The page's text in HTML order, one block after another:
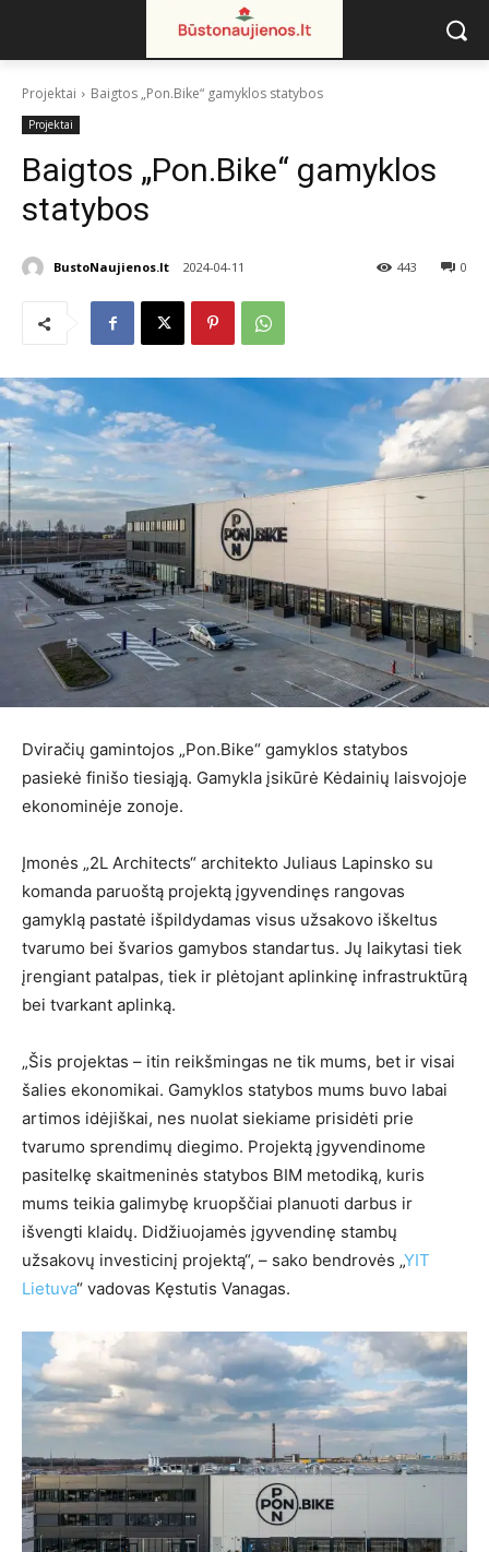
Projektai Baigtos „Pon.Bike“ gamyklos statybos
Projektai
Baigtos „Pon.Bike“ gamyklos
statybos
BustoNaujienos.lt 2024-04-11 0
443
Dviračių gamintojos „Pon.Bike“ gamyklos statybos
pasiekė finišo tiesiąją. Gamykla įsikūrė Kėdainių laisvojoje
ekonominėje zonoje.
Įmonės „2L Architects“ architekto Juliaus Lapinsko su
komanda paruoštą projektą įgyvendinęs rangovas
gamyklą pastatė išpildydamas visus užsakovo iškeltus
tvarumo bei švarios gamybos standartus. Jų laikytasi tiek
įrengiant patalpas, tiek ir plėtojant aplinkinę infrastruktūrą
bei tvarkant aplinką.
„Šis projektas – itin reikšmingas ne tik mums, bet ir visai
šalies ekonomikai. Gamyklos statybos mums buvo labai
artimos idėjiškai, nes nuolat siekiame prisidėti prie
tvarumo sprendimų diegimo. Projektą įgyvendinome
pasitelkę skaitmeninės statybos BIM metodiką, kuris
mums teikia galimybę kruopščiai planuoti darbus ir
išvengti klaidų. Didžiuojamės įgyvendinę stambų
užsakovų investicinį projektą“, – sako bendrovės „YIT
Lietuva“ vadovas Kęstutis Vanagas.